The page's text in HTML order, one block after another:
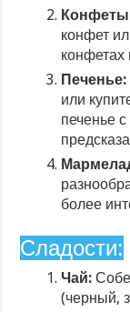
конфет
конфетах
Печенье:
или
печенье
более
Сладости:
Чай:
(черный,